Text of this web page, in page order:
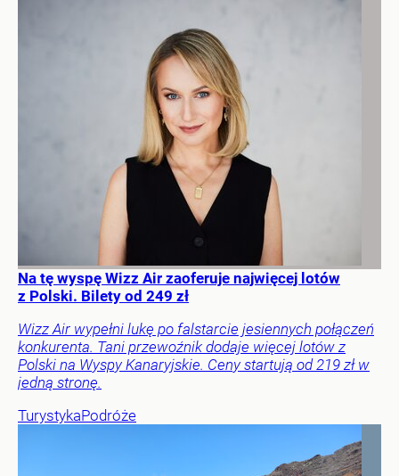
Na tę wyspę Wizz Air zaoferuje najwięcej lotów
z Polski. Bilety od 249 zł
Wizz Air wypełni lukę po falstarcie jesiennych połączeń
konkurenta. Tani przewoźnik dodaje więcej lotów z
Polski na Wyspy Kanaryjskie. Ceny startują od 219 zł w
jedną stronę.
TurystykaPodróże